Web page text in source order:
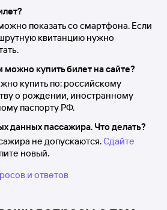
показать со смартфона. Если
квитанцию нужно
купить билет на сайте?
купить по: российскому
о рождении, иностранному
паспорту РФ.
данных пассажира. Что делать?
не допускаются.Сдайте
новый.
и ответов